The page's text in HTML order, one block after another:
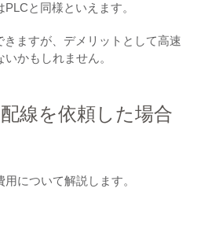
と同様といえます。
ますが、デメリットとして高速
かもしれません。
線を依頼した場合
について解説します。